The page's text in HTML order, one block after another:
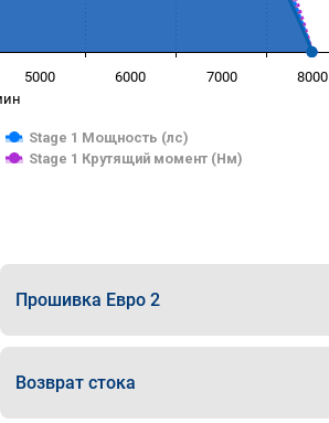
Stage 1 Мощность (лс)
Stage 1 Крутящий момент (Нм)
5000 6000 7000 8000
Прошивка Евро 2
Возврат стока